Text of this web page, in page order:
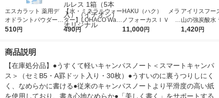
エスカラット 薬用デ
オドラントパウダース
プレー 無香料 180g
510円
【水・ミネラルウォー
ター】LOHACO Wate
r（ロハコウォータ
490円
HAKU（ハク） メラ
ノフォーカスＩＶ 4
5ｇ 資生堂 おまけ
11,000円
アイリスフー
山の強炭酸水
レス 500ml 1
1,420円
商品説明
【在庫処分品】●うすくて軽いキャンパスノート＜スマートキャンパ
ス＞（セミB5・A罫ドット入り・30枚）●うすいのに裏うつりしにく
く、なめらかに書ける●従来のキャンパスノートより平滑度の高い紙
を使用しており、書き心地なめらか●「美しく書く」をサポートする